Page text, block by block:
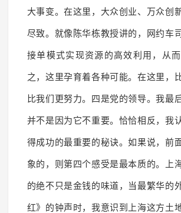
大事变。在这里，大众创业、万众创
尽致。就像陈华栋教授讲的，网约车
接单模式实现资源的高效利用，从
之，这里孕育着各种可能。在这里，
比我们更努力。四是党的领导。我最
并不是因为它不重要。恰恰相反，我
得成功的最重要的秘诀。如果说，前
象的，则第四个感受是最本质的。上
的绝不只是金钱的味道，当最繁华的
红》的钟声时，我意识到上海这方土